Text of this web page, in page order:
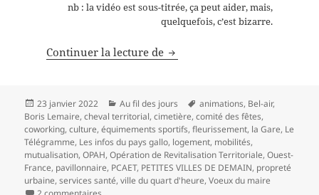
nb : la vidéo est sous-titrée, ça peut aider, mais,
quelquefois, c’est bizarre.
Continuer la lecture de Boris Lemaire répond à la
Publié
le
23 janvier 2022 Catégories
Au fil des jours
Mots-
clés
animations, Bel-air,
Boris Lemaire,cheval territorial,cimetière,comité des fêtes,
coworking,culture,équimements sportifs,fleurissement, la Gare, Le
Télégramme, Les infos du pays gallo, logement, mobilités,
mutualisation,OPAH,Opération de Revitalisation Territoriale,Ouest-
France, pavillonnaire, PCAET, PETITES VILLES DE DEMAIN, propreté
urbaine,services santé,ville du quart d'heure,Voeux du maire